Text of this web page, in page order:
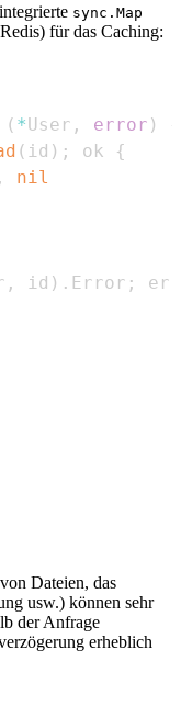
sync.Map
für das Caching:
( *User , error )
( id ) ; ok
{
,
nil
, id ) . Error ;
Dateien, das
usw.) können sehr
der Anfrage
erheblich